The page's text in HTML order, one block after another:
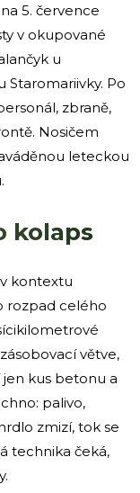
5. července
v okupované
u
Staromariivky. Po
zbraně,
Nosičem
leteckou
kolaps
kontextu
rozpad celého
větve,
kus betonu a
palivo,
zmizí, tok se
technika čeká,